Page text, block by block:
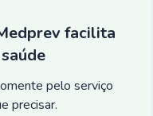
facilita
pelo serviço
precisar.